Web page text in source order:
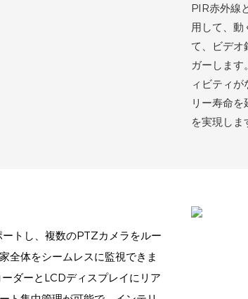
PIR赤外線
用して、動
て、ビデオ
ガーしま
ィビティ
リー寿命
を実現しま
トし、複数のPTZカメラをルー
全体をシームレスに監視できま
ダーとLCDディスプレイにリア